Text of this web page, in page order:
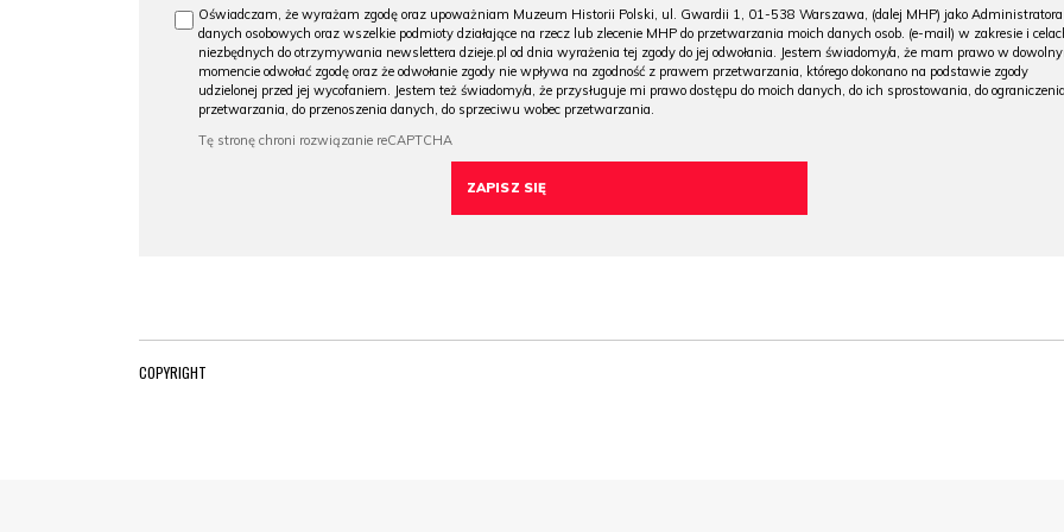
Oświadczam, że wyrażam zgodę oraz upoważniam Muzeum Historii Polski, ul. Gwardii 1, 01-538 Warszawa, (dalej MHP) jako Administratora
danych osobowych oraz wszelkie podmioty działające na rzecz lub zlecenie MHP do przetwarzania moich danych osob. (e-mail) w zakresie i
niezbędnych do otrzymywania newslettera dzieje.pl od dnia wyrażenia tej zgody do jej odwołania. Jestem świadomy/a, że mam prawo w
momencie odwołać zgodę oraz że odwołanie zgody nie wpływa na zgodność z prawem przetwarzania, którego dokonano na podstawie zgody
udzielonej przed jej wycofaniem. Jestem też świadomy/a, że przysługuje mi prawo dostępu do moich danych, do ich sprostowania, do ograniczenia
przetwarzania, do przenoszenia danych, do sprzeciwu wobec przetwarzania.
COPYRIGHT